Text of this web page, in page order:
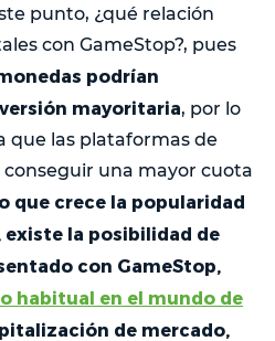
punto, ¿qué relación
con GameStop?, pues
podrían
mayoritaria, por lo
que las plataformas de
una mayor cuota
que crece la popularidad
existe la posibilidad de
con GameStop,
habitual en el mundo de
de mercado,